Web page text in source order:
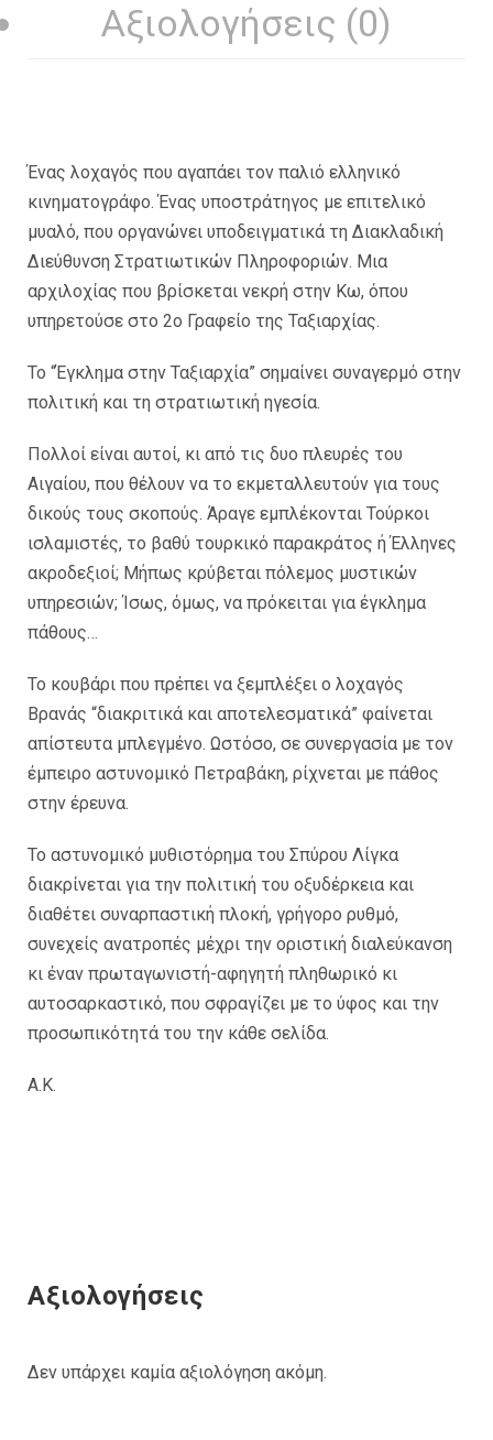
Αξιολογήσεις (0)
Ένας λοχαγός που αγαπάει τον παλιό ελληνικό
κινηματογράφο. Ένας υποστράτηγος με επιτελικό
μυαλό, που οργανώνει υποδειγματικά τη Διακλαδική
Διεύθυνση Στρατιωτικών Πληροφοριών. Μια
αρχιλοχίας που βρίσκεται νεκρή στην Κω, όπου
υπηρετούσε στο 2ο Γραφείο της Ταξιαρχίας.
Το “Έγκλημα στην Ταξιαρχία” σημαίνει συναγερμό στην
πολιτική και τη στρατιωτική ηγεσία.
Πολλοί είναι αυτοί, κι από τις δυο πλευρές του
Αιγαίου, που θέλουν να το εκμεταλλευτούν για τους
δικούς τους σκοπούς. Άραγε εμπλέκονται Τούρκοι
ισλαμιστές, το βαθύ τουρκικό παρακράτος ή Έλληνες
ακροδεξιοί; Μήπως κρύβεται πόλεμος μυστικών
υπηρεσιών; Ίσως, όμως, να πρόκειται για έγκλημα
πάθους…
Το κουβάρι που πρέπει να ξεμπλέξει ο λοχαγός
Βρανάς “διακριτικά και αποτελεσματικά” φαίνεται
απίστευτα μπλεγμένο. Ωστόσο, σε συνεργασία με τον
έμπειρο αστυνομικό Πετραβάκη, ρίχνεται με πάθος
στην έρευνα.
Το αστυνομικό μυθιστόρημα του Σπύρου Λίγκα
διακρίνεται για την πολιτική του οξυδέρκεια και
διαθέτει συναρπαστική πλοκή, γρήγορο ρυθμό,
συνεχείς ανατροπές μέχρι την οριστική διαλεύκανση
κι έναν πρωταγωνιστή-αφηγητή πληθωρικό κι
αυτοσαρκαστικό, που σφραγίζει με το ύφος και την
προσωπικότητά του την κάθε σελίδα.
A.K.
Αξιολογήσεις
Δεν υπάρχει καμία αξιολόγηση ακόμη.